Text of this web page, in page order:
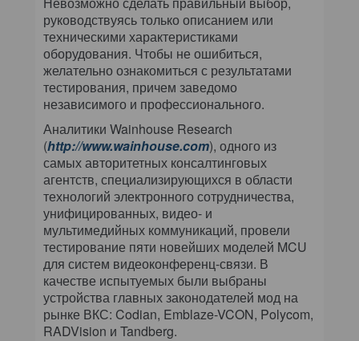
руководствуясь только описанием или
техническими характеристиками
оборудования. Чтобы не ошибиться,
желательно ознакомиться с результатами
тестирования, причем заведомо
независимого и профессионального.
Аналитики Wainhouse Research
(http://www.wainhouse.com), одного из
самых авторитетных консалтинговых
агентств, специализирующихся в области
технологий электронного сотрудничества,
унифицированных, видео- и
мультимедийных коммуникаций, провели
тестирование пяти новейших моделей MCU
для систем видеоконференц-связи. В
качестве испытуемых были выбраны
устройства главных законодателей мод на
рынке ВКС: Codian, Emblaze-VCON, Polycom,
RADVision и Tandberg.